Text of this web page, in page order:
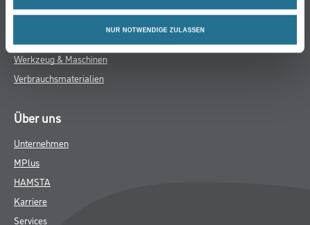
NUR NOTWENDIGE ZULASSEN
Bodenbeläge
Werkzeug & Maschinen
Verbrauchsmaterialien
Über uns
Unternehmen
MPlus
HAMSTA
Karriere
Services